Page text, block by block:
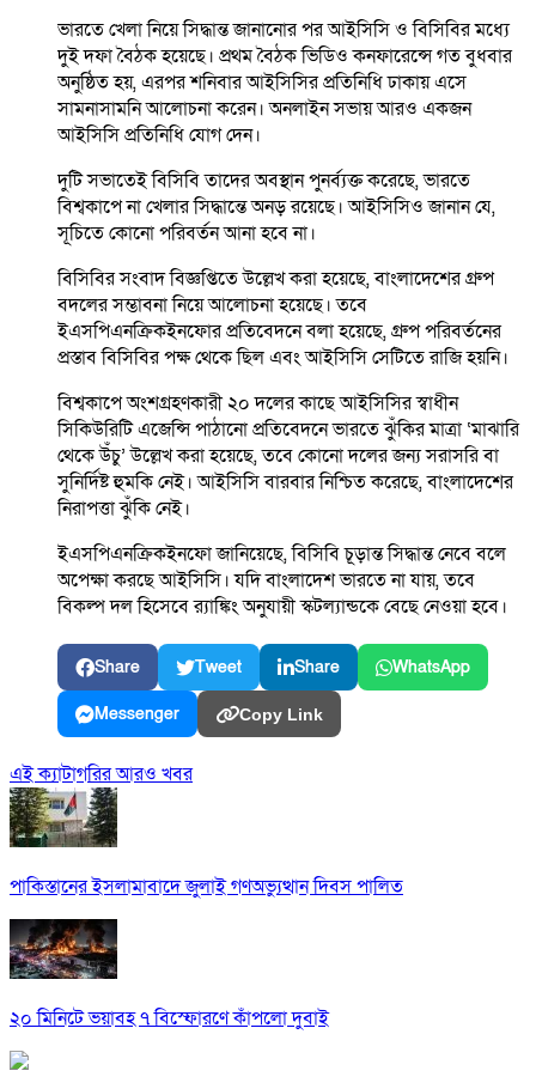
ভারতে খেলা নিয়ে সিদ্ধান্ত জানানোর পর আইসিসি ও বিসিবির মধ্যে
দুই দফা বৈঠক হয়েছে। প্রথম বৈঠক ভিডিও কনফারেন্সে গত বুধবার
অনুষ্ঠিত হয়, এরপর শনিবার আইসিসির প্রতিনিধি ঢাকায় এসে
সামনাসামনি আলোচনা করেন। অনলাইন সভায় আরও একজন
আইসিসি প্রতিনিধি যোগ দেন।
দুটি সভাতেই বিসিবি তাদের অবস্থান পুনর্ব্যক্ত করেছে, ভারতে
বিশ্বকাপে না খেলার সিদ্ধান্তে অনড় রয়েছে। আইসিসিও জানান যে,
সূচিতে কোনো পরিবর্তন আনা হবে না।
বিসিবির সংবাদ বিজ্ঞপ্তিতে উল্লেখ করা হয়েছে, বাংলাদেশের গ্রুপ
বদলের সম্ভাবনা নিয়ে আলোচনা হয়েছে। তবে
ইএসপিএনক্রিকইনফোর প্রতিবেদনে বলা হয়েছে, গ্রুপ পরিবর্তনের
প্রস্তাব বিসিবির পক্ষ থেকে ছিল এবং আইসিসি সেটিতে রাজি হয়নি।
বিশ্বকাপে অংশগ্রহণকারী ২০ দলের কাছে আইসিসির স্বাধীন
সিকিউরিটি এজেন্সি পাঠানো প্রতিবেদনে ভারতে ঝুঁকির মাত্রা ‘মাঝারি
থেকে উঁচু’ উল্লেখ করা হয়েছে, তবে কোনো দলের জন্য সরাসরি বা
সুনির্দিষ্ট হুমকি নেই। আইসিসি বারবার নিশ্চিত করেছে, বাংলাদেশের
নিরাপত্তা ঝুঁকি নেই।
ইএসপিএনক্রিকইনফো জানিয়েছে, বিসিবি চূড়ান্ত সিদ্ধান্ত নেবে বলে
অপেক্ষা করছে আইসিসি। যদি বাংলাদেশ ভারতে না যায়, তবে
বিকল্প দল হিসেবে র‌্যাঙ্কিং অনুযায়ী স্কটল্যান্ডকে বেছে নেওয়া হবে।
Share Tweet Share WhatsApp
Messenger Copy Link
এই ক্যাটাগরির আরও খবর
পাকিস্তানের ইসলামাবাদে জুলাই গণঅভ্যুত্থান দিবস পালিত
২০ মিনিটে ভয়াবহ ৭ বিস্ফোরণে কাঁপলো দুবাই